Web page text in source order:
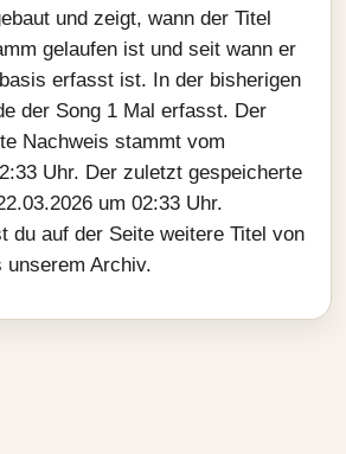
und zeigt, wann der Titel
gelaufen ist und seit wann er
erfasst ist. In der bisherigen
der Song 1 Mal erfasst. Der
Nachweis stammt vom
Uhr. Der zuletzt gespeicherte
um 02:33 Uhr.
du auf der Seite weitere Titel von
unserem Archiv.